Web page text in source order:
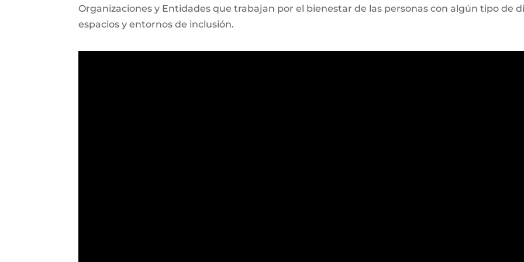
Organizaciones y Entidades que trabajan por el bienestar de las personas con algún tipo de
espacios y entornos de inclusión.